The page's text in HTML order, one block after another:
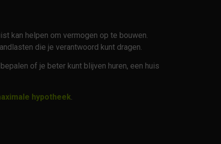
kan helpen om vermogen op te bouwen.
die je verantwoord kunt dragen.
of je beter kunt blijven huren, een huis
hypotheek